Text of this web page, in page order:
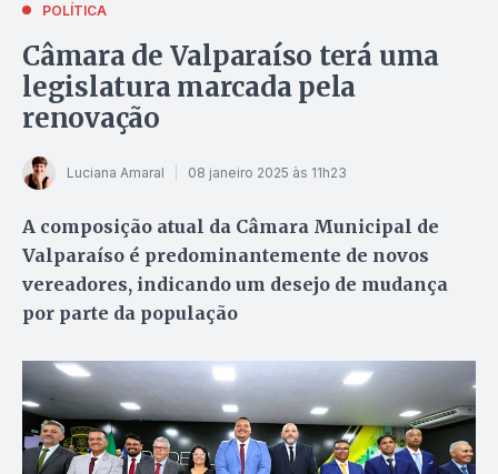
POLÍTICA
Câmara de Valparaíso terá uma
legislatura marcada pela
renovação
Luciana Amaral 08 janeiro 2025 às 11h23
A composição atual da Câmara Municipal de
Valparaíso é predominantemente de novos
vereadores, indicando um desejo de mudança
por parte da população